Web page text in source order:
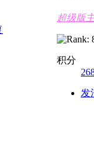
超级版
积分
发